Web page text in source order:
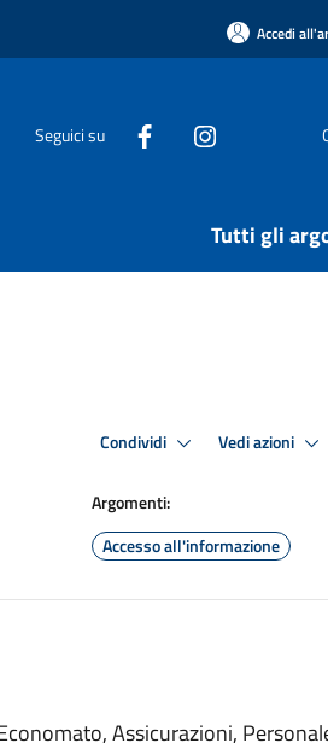
Accedi
Seguici su
Tutti gli
Condividi Vedi azioni
Argomenti:
Accesso all'informazione
Assicurazioni,